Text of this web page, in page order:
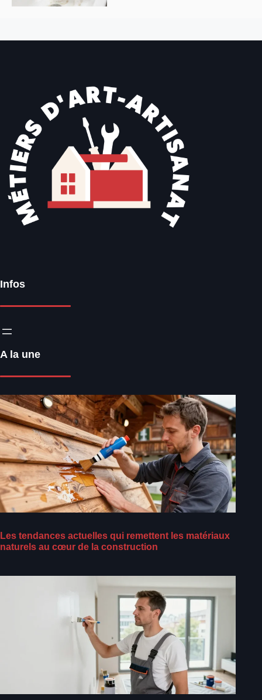
Infos
A la une
Les tendances actuelles qui remettent les matériaux
naturels au cœur de la construction